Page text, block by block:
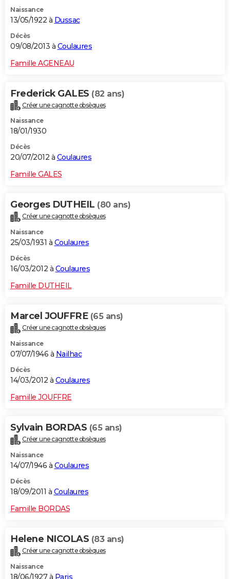
Naissance
13/05/1922 à Dussac
Décès
09/08/2013 à Coulaures
Famille AGENEAU
Frederick GALES (82 ans)
Créer une cagnotte obsèques
Naissance
18/01/1930
Décès
20/07/2012 à Coulaures
Famille GALES
Georges DUTHEIL (80 ans)
Créer une cagnotte obsèques
Naissance
25/03/1931 à Coulaures
Décès
16/03/2012 à Coulaures
Famille DUTHEIL
Marcel JOUFFRE (65 ans)
Créer une cagnotte obsèques
Naissance
07/07/1946 à Nailhac
Décès
14/03/2012 à Coulaures
Famille JOUFFRE
Sylvain BORDAS (65 ans)
Créer une cagnotte obsèques
Naissance
14/07/1946 à Coulaures
Décès
18/09/2011 à Coulaures
Famille BORDAS
Helene NICOLAS (83 ans)
Créer une cagnotte obsèques
Naissance
18/06/1927 à Paris